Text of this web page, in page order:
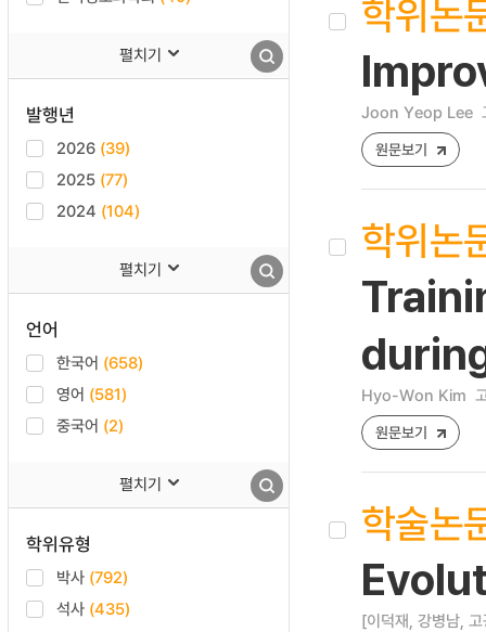
펼치기
발행년
2026 (39)
2025 (77)
2024 (104)
펼치기
언어
한국어 (658)
영어 (581)
중국어 (2)
펼치기
학위유형
박사 (792)
석사 (435)
학위논
Joon Yeop Lee
원문보기
학위논
Hyo-Won Kim
원문보기
학술논
[이덕재, 강병남,